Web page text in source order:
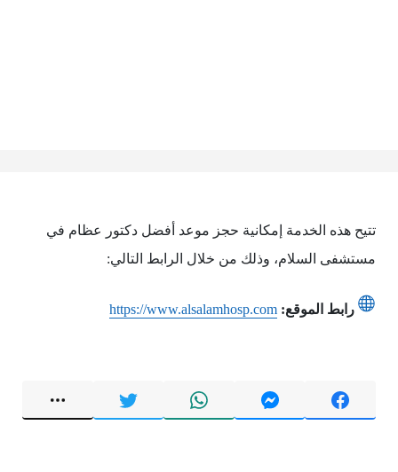
تتيح هذه الخدمة إمكانية حجز موعد أفضل دكتور عظام في
مستشفى السلام، وذلك من خلال الرابط التالي:
رابط الموقع: https://www.alsalamhosp.com